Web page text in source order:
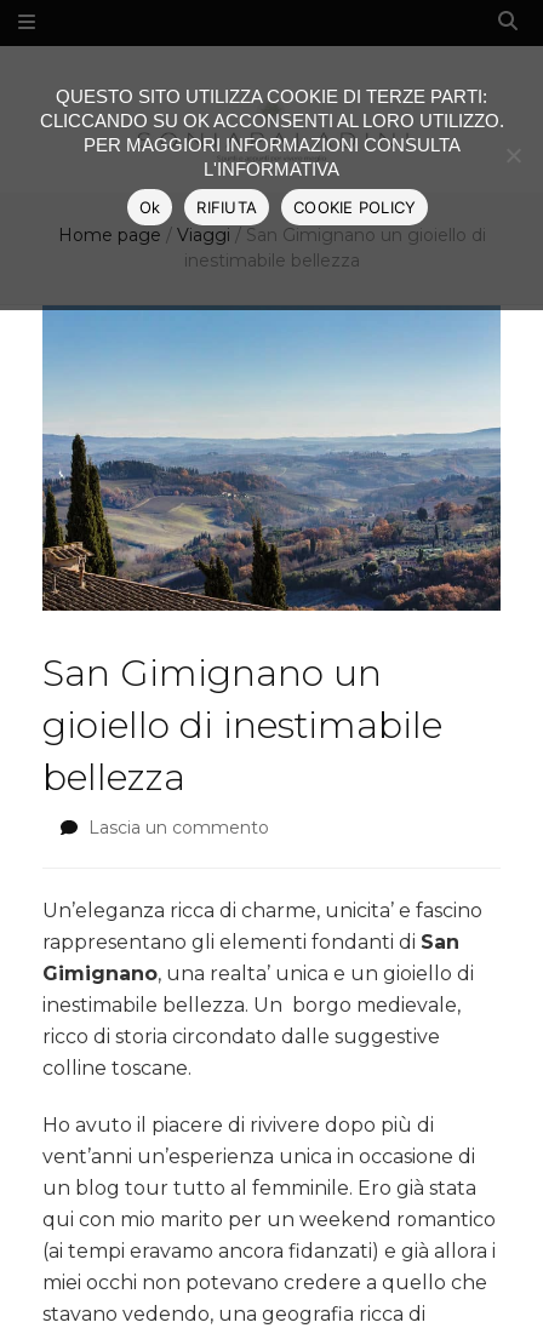
Home page / Viaggi / San Gimignano un gioiello di
inestimabile bellezza
San Gimignano un
gioiello di inestimabile
bellezza
Lascia un commento
un
gioiello
di
inestimabile
bellezza
Un’eleganza ricca di charme, unicita’ e fascino
rappresentano gli elementi fondanti di San
Gimignano, una realta’ unica e un gioiello di
inestimabile bellezza. Un borgo medievale,
ricco di storia circondato dalle suggestive
colline toscane.
Ho avuto il piacere di rivivere dopo più di
vent’anni un’esperienza unica in occasione di
un blog tour tutto al femminile. Ero già stata
qui con mio marito per un weekend romantico
(ai tempi eravamo ancora fidanzati) e già allora i
miei occhi non potevano credere a quello che
stavano vedendo, una geografia ricca di
QUESTO SITO UTILIZZA COOKIE DI TERZE PARTI:
CLICCANDO SU OK ACCONSENTI AL LORO UTILIZZO.
PER MAGGIORI INFORMAZIONI CONSULTA
L'INFORMATIVA
Ok RIFIUTA COOKIE POLICY